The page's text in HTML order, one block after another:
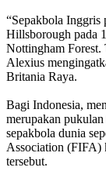
“Sepakbola Inggris
Hillsborough pada
Nottingham Forest.
Alexius
Britania Raya.
Bagi Indonesia,
merupakan
sepakbola dunia
Association (FIFA)
tersebut.